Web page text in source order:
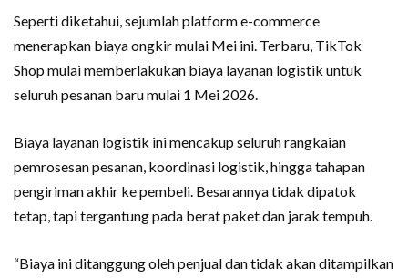
Seperti diketahui, sejumlah platform e-commerce
menerapkan biaya ongkir mulai Mei ini. Terbaru, TikTok
Shop mulai memberlakukan biaya layanan logistik untuk
seluruh pesanan baru mulai 1 Mei 2026.
Biaya layanan logistik ini mencakup seluruh rangkaian
pemrosesan pesanan, koordinasi logistik, hingga tahapan
pengiriman akhir ke pembeli. Besarannya tidak dipatok
tetap, tapi tergantung pada berat paket dan jarak tempuh.
“Biaya ini ditanggung oleh penjual dan tidak akan ditampilkan